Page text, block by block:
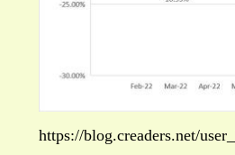
https://blog.creaders.net/